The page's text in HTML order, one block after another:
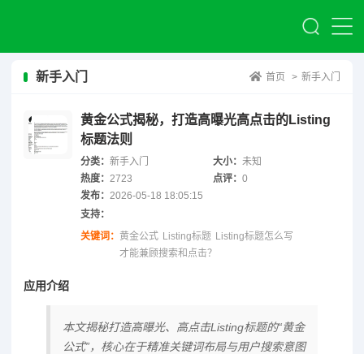
新手入门 首页 > 新手入门
黄金公式揭秘，打造高曝光高点击的Listing
标题法则
分类： 新手入门 大小：未知
热度： 2723 点评：0
发布： 2026-05-18 18:05:15
支持：
关键词： 黄金公式 Listing标题 Listing标题怎么写
才能兼顾搜索和点击？
应用介绍
本文揭秘打造高曝光、高点击Listing标题的“黄金
公式”，核心在于精准关键词布局与用户搜索意图